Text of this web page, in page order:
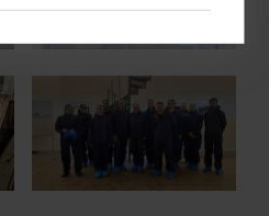
Show larger version for: